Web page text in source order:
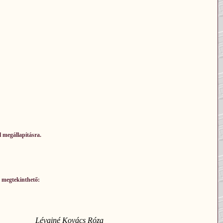
megállapításra.
Lévainé Kovács Róza